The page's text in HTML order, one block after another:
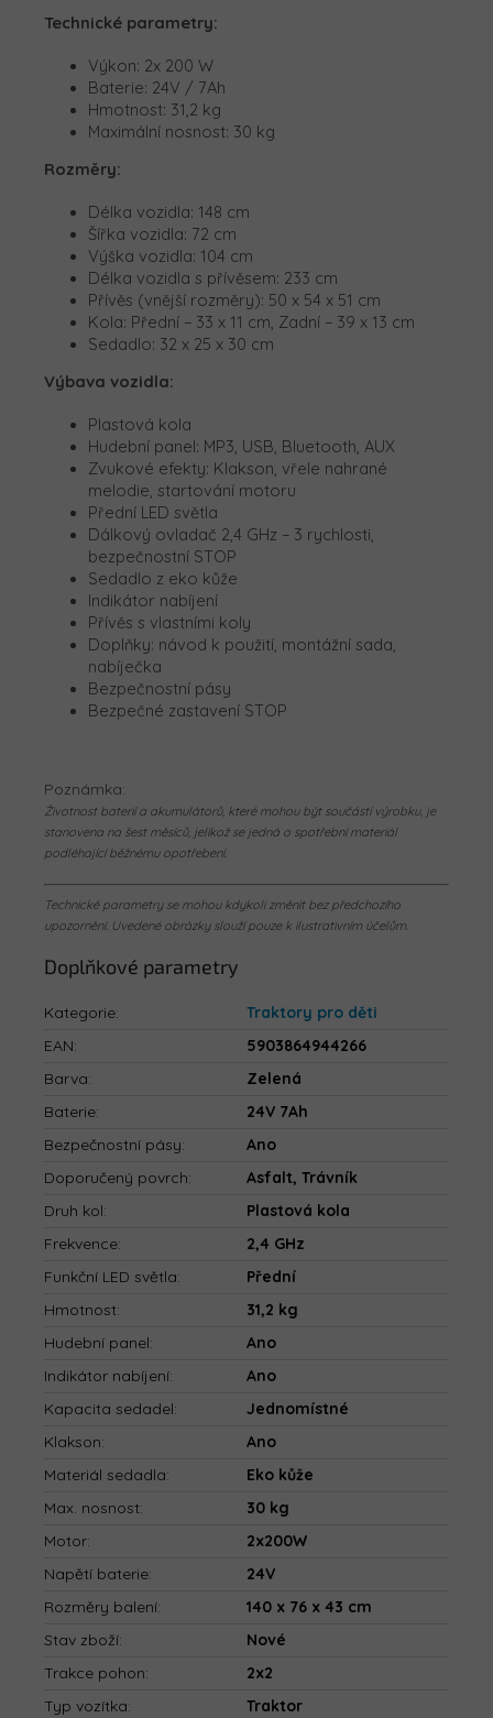
Technické parametry:
Výkon: 2x 200 W
Baterie: 24V / 7Ah
Hmotnost: 31,2 kg
Maximální nosnost: 30 kg
Rozměry:
Délka vozidla: 148 cm
Šířka vozidla: 72 cm
Výška vozidla: 104 cm
Délka vozidla s přívěsem: 233 cm
Přívěs (vnější rozměry): 50 x 54 x 51 cm
Kola: Přední – 33 x 11 cm, Zadní – 39 x 13 cm
Sedadlo: 32 x 25 x 30 cm
Výbava vozidla:
Plastová kola
Hudební panel: MP3, USB, Bluetooth, AUX
Zvukové efekty: Klakson, vřele nahrané
melodie, startování motoru
Přední LED světla
Dálkový ovladač 2,4 GHz – 3 rychlosti,
bezpečnostní STOP
Sedadlo z eko kůže
Indikátor nabíjení
Přívěs s vlastními koly
Doplňky: návod k použití, montážní sada,
nabíječka
Bezpečnostní pásy
Bezpečné zastavení STOP
Poznámka:
Životnost baterií a akumulátorů, které mohou být součástí výrobku, je
stanovena na šest měsíců, jelikož se jedná o spotřební materiál
podléhající běžnému opotřebení.
Technické parametry se mohou kdykoli změnit bez předchozího
upozornění. Uvedené obrázky slouží pouze k ilustrativním účelům.
Doplňkové parametry
Kategorie:
Traktory pro děti
EAN:
5903864944266
Barva:
Zelená
Baterie:
24V 7Ah
Bezpečnostní pásy:
Ano
Doporučený povrch:
Asfalt, Trávník
Druh kol:
Plastová kola
Frekvence:
2,4 GHz
Funkční LED světla:
Přední
Hmotnost:
31,2 kg
Hudební panel:
Ano
Indikátor nabíjení:
Ano
Kapacita sedadel:
Jednomístné
Klakson:
Ano
Materiál sedadla:
Eko kůže
Max. nosnost:
30 kg
Motor:
2x200W
Napětí baterie:
24V
Rozměry balení:
140 x 76 x 43 cm
Stav zboží:
Nové
Trakce pohon:
2x2
Typ vozítka:
Traktor